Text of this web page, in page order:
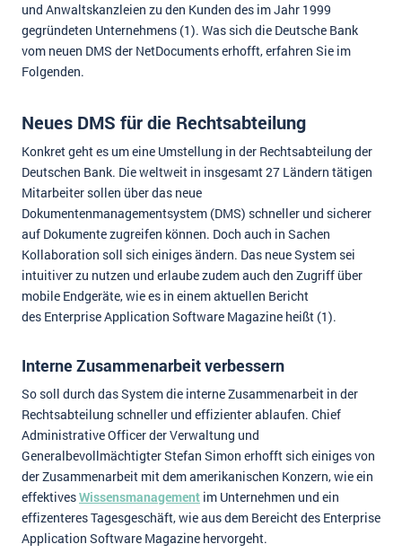
und Anwaltskanzleien zu den Kunden des im Jahr 1999
gegründeten Unternehmens (1). Was sich die Deutsche Bank
vom neuen DMS der NetDocuments erhofft, erfahren Sie im
Folgenden.
Neues DMS für die Rechtsabteilung
Konkret geht es um eine Umstellung in der Rechtsabteilung der
Deutschen Bank. Die weltweit in insgesamt 27 Ländern tätigen
Mitarbeiter sollen über das neue
Dokumentenmanagementsystem (DMS) schneller und sicherer
auf Dokumente zugreifen können. Doch auch in Sachen
Kollaboration soll sich einiges ändern. Das neue System sei
intuitiver zu nutzen und erlaube zudem auch den Zugriff über
mobile Endgeräte, wie es in einem aktuellen Bericht
des Enterprise Application Software Magazine heißt (1).
Interne Zusammenarbeit verbessern
So soll durch das System die interne Zusammenarbeit in der
Rechtsabteilung schneller und effizienter ablaufen. Chief
Administrative Officer der Verwaltung und
Generalbevollmächtigter Stefan Simon erhofft sich einiges von
der Zusammenarbeit mit dem amerikanischen Konzern, wie ein
effektivesWissensmanagement im Unternehmen und ein
effizenteres Tagesgeschäft, wie aus dem Bereicht des Enterprise
Application Software Magazine hervorgeht.